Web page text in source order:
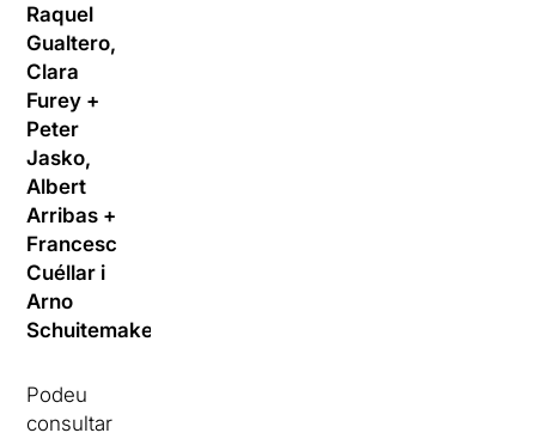
Raquel
Gualtero,
Clara
Furey +
Peter
Jasko,
Albert
Arribas +
Francesc
Cuéllar i
Arno
Schuitemaker
Podeu
consultar